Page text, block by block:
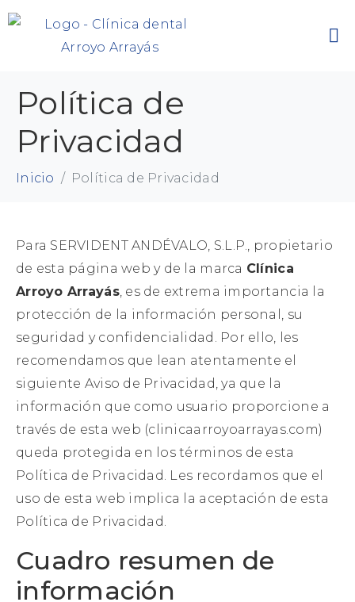
Política de
Privacidad
Inicio Política de Privacidad
Para SERVIDENT ANDÉVALO, S.L.P., propietario
de esta página web y de la marca Clínica
Arroyo Arrayás, es de extrema importancia la
protección de la información personal, su
seguridad y confidencialidad. Por ello, les
recomendamos que lean atentamente el
siguiente Aviso de Privacidad, ya que la
información que como usuario proporcione a
través de esta web (clinicaarroyoarrayas.com)
queda protegida en los términos de esta
Política de Privacidad. Les recordamos que el
uso de esta web implica la aceptación de esta
Política de Privacidad.
Cuadro resumen de
información